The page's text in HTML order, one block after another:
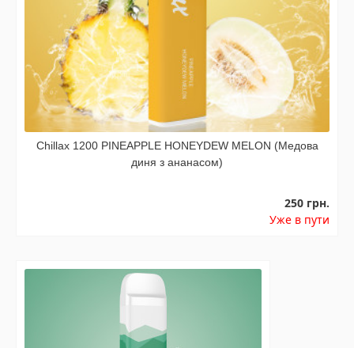
Chillax 1200 PINEAPPLE HONEYDEW MELON (Медова
диня з ананасом)
250 грн.
Уже в пути